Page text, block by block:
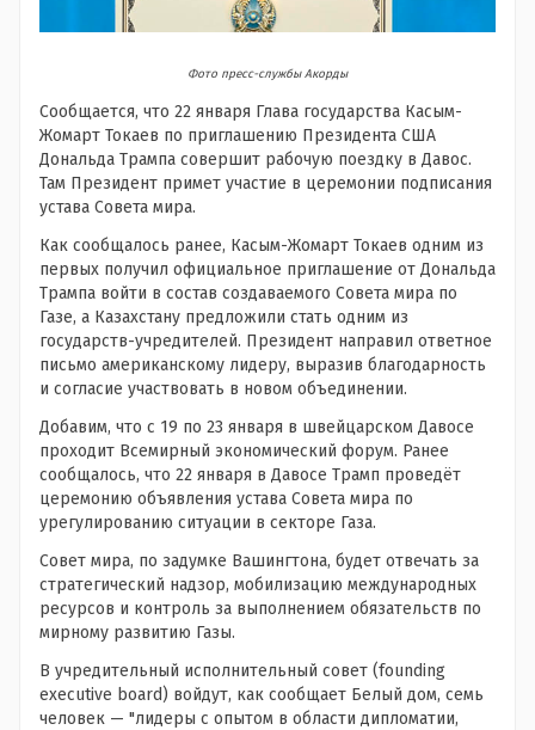
Фото пресс-службы Акорды
Сообщается, что 22 января Глава государства Касым-
Жомарт Токаев по приглашению Президента США
Дональда Трампа совершит рабочую поездку в Давос.
Там Президент примет участие в церемонии подписания
устава Совета мира.
Как сообщалось ранее, Касым-Жомарт Токаев одним из
первых получил официальное приглашение от Дональда
Трампа войти в состав создаваемого Совета мира по
Газе, а Казахстану предложили стать одним из
государств-учредителей. Президент направил ответное
письмо американскому лидеру, выразив благодарность
и согласие участвовать в новом объединении.
Добавим, что с 19 по 23 января в швейцарском Давосе
проходит Всемирный экономический форум. Ранее
сообщалось, что 22 января в Давосе Трамп проведёт
церемонию объявления устава Совета мира по
урегулированию ситуации в секторе Газа.
Совет мира, по задумке Вашингтона, будет отвечать за
стратегический надзор, мобилизацию международных
ресурсов и контроль за выполнением обязательств по
мирному развитию Газы.
В учредительный исполнительный совет (founding
executive board) войдут, как сообщает Белый дом, семь
человек — "лидеры с опытом в области дипломатии,